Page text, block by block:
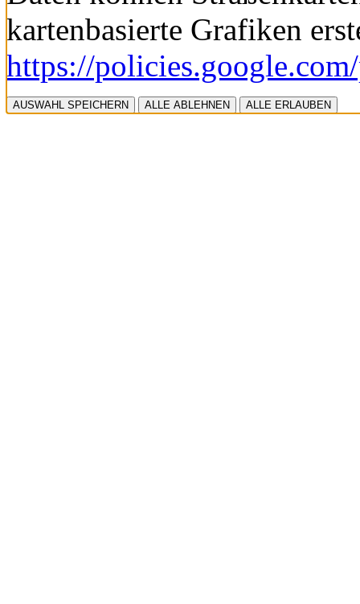
Google Maps stellt
Daten können
kartenbasierte Grafiken